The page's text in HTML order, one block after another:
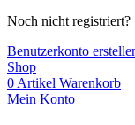
Noch nicht registriert?
Benutzerkonto
Shop
0 Artikel Warenkorb
Mein Konto